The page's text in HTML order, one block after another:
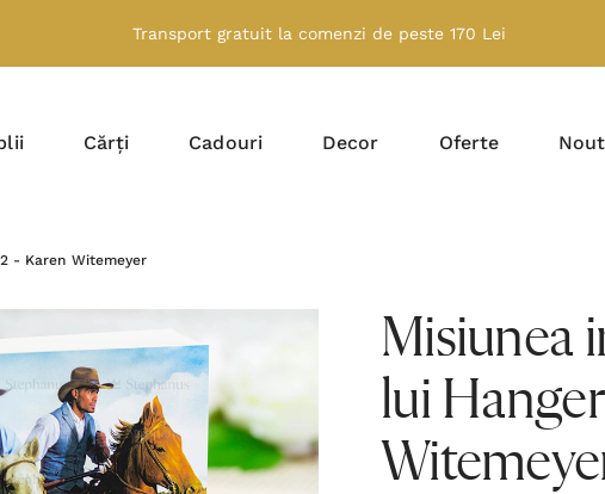
Transport gratuit la comenzi de peste 170 Lei
Cărți Cadouri Decor Oferte
- Karen Witemeyer
Misiunea
lui